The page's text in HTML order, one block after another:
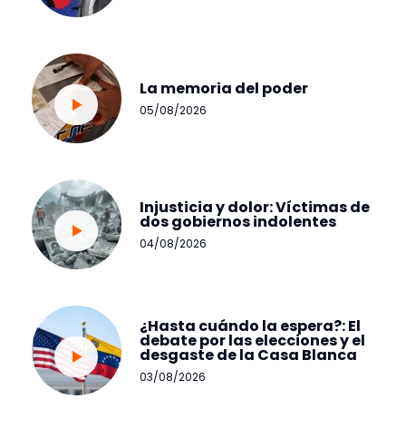
La memoria del poder
05/08/2026
Injusticia y dolor: Víctimas de
dos gobiernos indolentes
04/08/2026
¿Hasta cuándo la espera?: El
debate por las elecciones y el
desgaste de la Casa Blanca
03/08/2026